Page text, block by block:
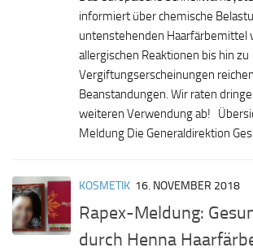
informiert über chemische
untenstehenden Haarfärbemittel
allergischen Reaktionen bis hin zu
Vergiftungserscheinungen
Beanstandungen. Wir raten
weiteren Verwendung ab!
Meldung Die Generaldirektion
KOSMETIK 16. NOVEMBER 2018
Rapex-Meldung:
durch Henna